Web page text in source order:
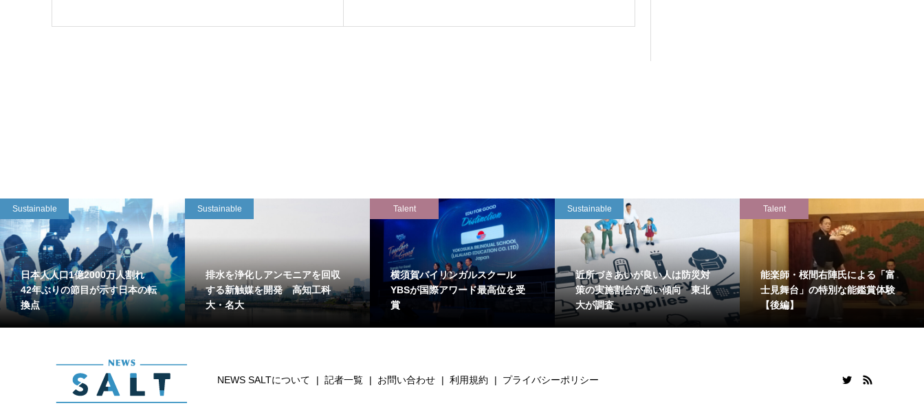
Sustainable
日本人人口1億2000万人割れ
42年ぶりの節目が示す日本の転
換点
Sustainable
排水を浄化しアンモニアを回収
する新触媒を開発 高知工科
大・名大
Talent
横須賀バイリンガルスクール
YBSが国際アワード最高位を受
賞
Sustainable
近所づきあいが良い人は防災対
策の実施割合が高い傾向 東北
大が調査
Talent
能楽師・桜間右陣氏による「富
士見舞台」の特別な能鑑賞体験
【後編】
NEWS SALTについて 記者一覧 お問い合わせ 利用規約 プライバシーポリシー